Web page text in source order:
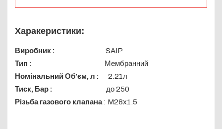
Харакеристики:
Виробник : SAIP
Тип : Мембранний
Номінальний Об’єм, л : 2.21л
Тиск, Бар : до 250
Різьба газового клапана: M28x1.5